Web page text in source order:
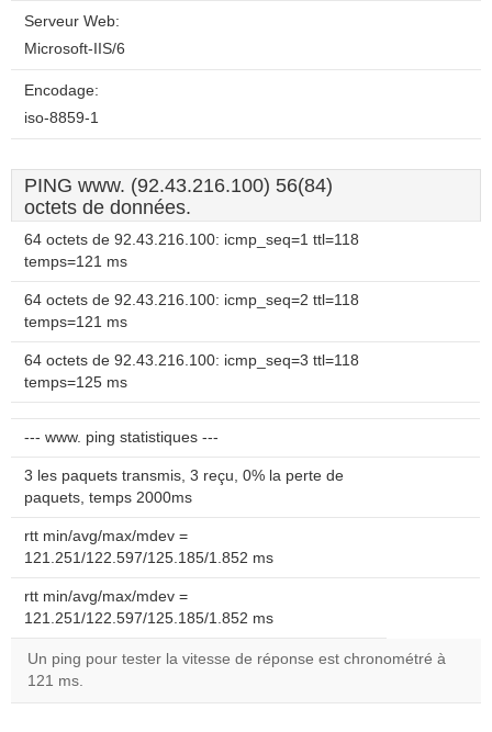
Serveur Web:
Microsoft-IIS/6
Encodage:
iso-8859-1
PING www. (92.43.216.100) 56(84)
octets de données.
64 octets de 92.43.216.100: icmp_seq=1 ttl=118
temps=121 ms
64 octets de 92.43.216.100: icmp_seq=2 ttl=118
temps=121 ms
64 octets de 92.43.216.100: icmp_seq=3 ttl=118
temps=125 ms
--- www. ping statistiques ---
3 les paquets transmis, 3 reçu, 0% la perte de
paquets, temps 2000ms
rtt min/avg/max/mdev =
121.251/122.597/125.185/1.852 ms
rtt min/avg/max/mdev =
121.251/122.597/125.185/1.852 ms
Un ping pour tester la vitesse de réponse est chronométré à
121 ms.